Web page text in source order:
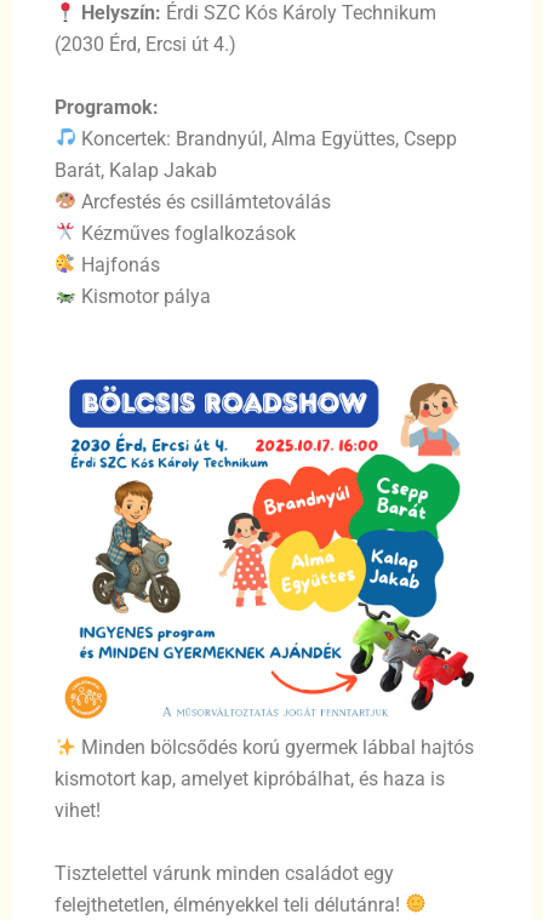
Helyszín: Érdi SZC Kós Károly Technikum
(2030 Érd, Ercsi út 4.)
Programok:
Koncertek: Brandnyúl, Alma Együttes, Csepp
Barát, Kalap Jakab
Arcfestés és csillámtetoválás
Kézműves foglalkozások
Hajfonás
Kismotor pálya
Minden bölcsődés korú gyermek lábbal hajtós
kismotort kap, amelyet kipróbálhat, és haza is
vihet!
Tisztelettel várunk minden családot egy
felejthetetlen, élményekkel teli délutánra!